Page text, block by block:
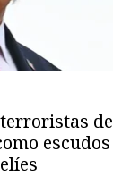
de
escudos